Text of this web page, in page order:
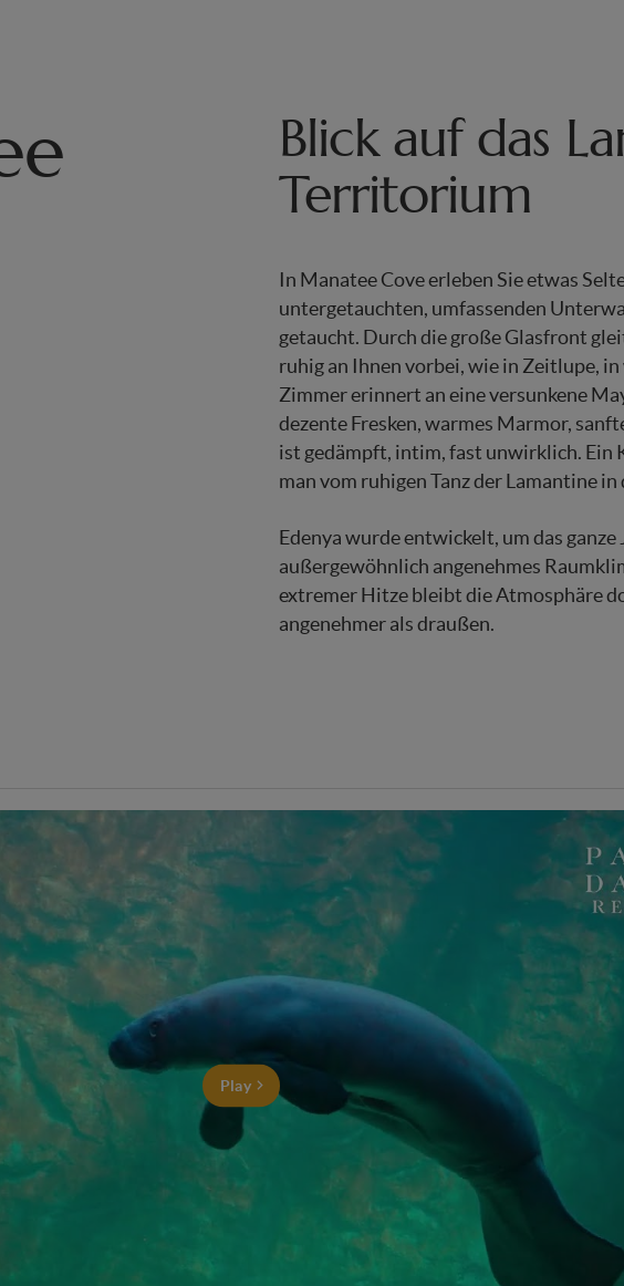
Blick auf das
Territorium
In Manatee Cove erleben Sie etwas
untergetauchten, umfassenden
getaucht. Durch die große Glasfront
ruhig an Ihnen vorbei, wie in Zeitlupe,
Zimmer erinnert an eine versunkene
dezente Fresken, warmes Marmor,
ist gedämpft, intim, fast unwirklich. Ein
man vom ruhigen Tanz der Lamantine
Edenya wurde entwickelt, um das ganze
außergewöhnlich angenehmes
extremer Hitze bleibt die Atmosphäre
angenehmer als draußen.
Play